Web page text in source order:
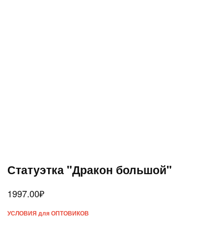
Статуэтка "Дракон большой"
1997.00₽
УСЛОВИЯ для ОПТОВИКОВ